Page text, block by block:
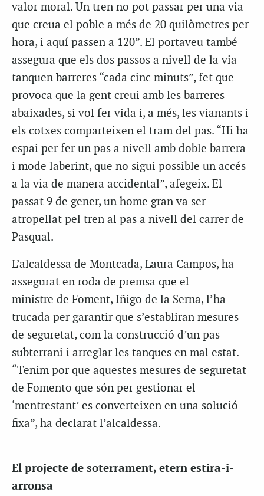
valor moral. Un tren no pot passar per una via
que creua el poble a més de 20 quilòmetres per
hora, i aquí passen a 120”. El portaveu també
assegura que els dos passos a nivell de la via
tanquen barreres “cada cinc minuts”, fet que
provoca que la gent creui amb les barreres
abaixades, si vol fer vida i, a més, les vianants i
els cotxes comparteixen el tram del pas. “Hi ha
espai per fer un pas a nivell amb doble barrera
i mode laberint, que no sigui possible un accés
a la via de manera accidental”, afegeix. El
passat 9 de gener, un home gran va ser
atropellat pel tren al pas a nivell del carrer de
Pasqual.
L’alcaldessa de Montcada, Laura Campos, ha
assegurat en roda de premsa que el
ministre de Foment, Iñigo de la Serna, l’ha
trucada per garantir que s’establiran mesures
de seguretat, com la construcció d’un pas
subterrani i arreglar les tanques en mal estat.
“Tenim por que aquestes mesures de seguretat
de Fomento que són per gestionar el
‘mentrestant’ es converteixen en una solució
fixa”, ha declarat l’alcaldessa.
El projecte de soterrament, etern estira-i-
arronsa